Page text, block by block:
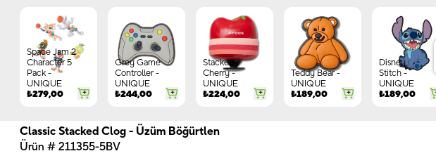
Space Jam 2
Character 5
Pack -
UNIQUE
₺279,00
Grey Game
Controller -
UNIQUE
₺244,00
Stacked
Cherry -
UNIQUE
₺224,00
Teddy Bear -
UNIQUE
₺189,00
Disney
Stitch -
UNIQUE
₺189,00
Classic Stacked Clog - Üzüm Böğürtlen
Ürün # 211355-5BV